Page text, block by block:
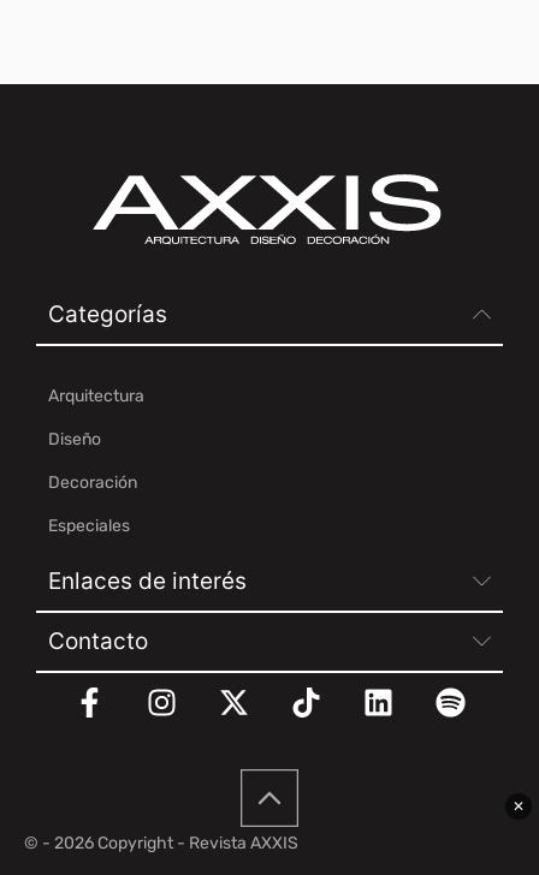
✕
Categorías
Arquitectura
Diseño
Decoración
Especiales
Enlaces de interés
Contacto
© - 2026 Copyright - Revista AXXIS